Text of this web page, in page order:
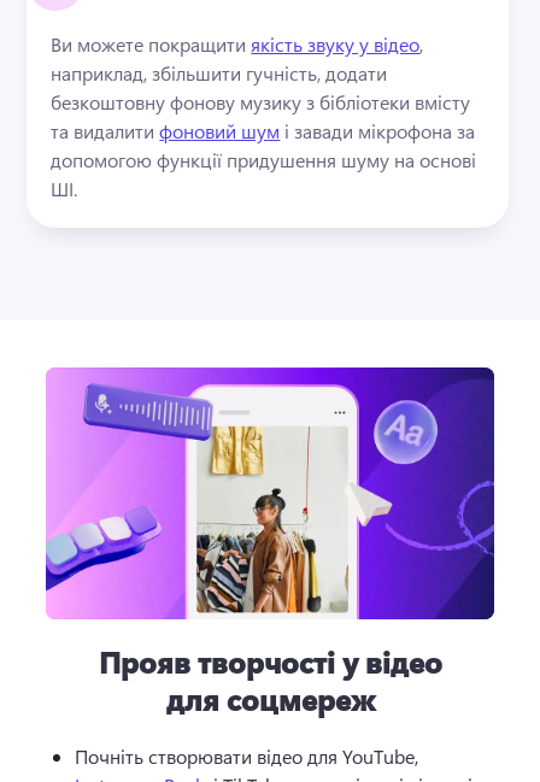
Ви можете покращити якість звуку у відео,
наприклад, збільшити гучність, додати
безкоштовну фонову музику з бібліотеки вмісту
та видалити фоновий шум і завади мікрофона за
допомогою функції придушення шуму на основі
ШІ.
Прояв творчості у відео
для соцмереж
Почніть створювати відео для YouTube,